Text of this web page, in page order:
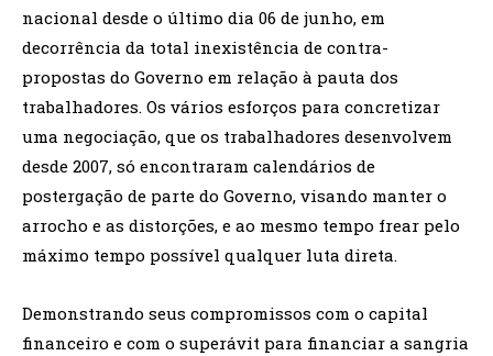
nacional desde o último dia 06 de junho, em
decorrência da total inexistência de contra-
propostas do Governo em relação à pauta dos
trabalhadores. Os vários esforços para concretizar
uma negociação, que os trabalhadores desenvolvem
desde 2007, só encontraram calendários de
postergação de parte do Governo, visando manter o
arrocho e as distorções, e ao mesmo tempo frear pelo
máximo tempo possível qualquer luta direta.
Demonstrando seus compromissos com o capital
financeiro e com o superávit para financiar a sangria